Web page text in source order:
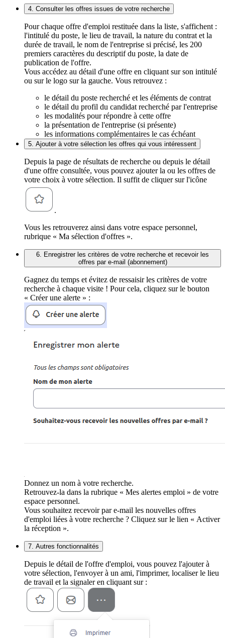
4. Consulter les offres issues de votre recherche
Pour chaque offre d'emploi restituée dans la liste, s'affichent :
l'intitulé du poste, le lieu de travail, la nature du contrat et la
durée de travail, le nom de l'entreprise si précisé, les 200
premiers caractères du descriptif du poste, la date de
publication de l'offre.
Vous accédez au détail d'une offre en cliquant sur son intitulé
ou sur le logo sur la gauche. Vous retrouvez :
le détail du poste recherché et les éléments de contrat
le détail du profil du candidat recherché par l'entreprise
les modalités pour répondre à cette offre
la présentation de l'entreprise (si présente)
les informations complémentaires le cas échéant
5. Ajouter à votre sélection les offres qui vous intéressent
Depuis la page de résultats de recherche ou depuis le détail
d'une offre consultée, vous pouvez ajouter la ou les offres de
votre choix à votre sélection. Il suffit de cliquer sur l'icône
.
Vous les retrouverez ainsi dans votre espace personnel,
rubrique « Ma sélection d'offres ».
6. Enregistrer les critères de votre recherche et recevoir les
offres par e-mail (abonnement)
Gagnez du temps et évitez de ressaisir les critères de votre
recherche à chaque visite ! Pour cela, cliquez sur le bouton
« Créer une alerte » :
Donnez un nom à votre recherche.
Retrouvez-la dans la rubrique « Mes alertes emploi » de votre
espace personnel.
Vous souhaitez recevoir par e-mail les nouvelles offres
d'emploi liées à votre recherche ? Cliquez sur le lien « Activer
la réception ».
7. Autres fonctionnalités
Depuis le détail de l'offre d'emploi, vous pouvez l'ajouter à
votre sélection, l'envoyer à un ami, l'imprimer, localiser le lieu
de travail et la signaler en cliquant sur :